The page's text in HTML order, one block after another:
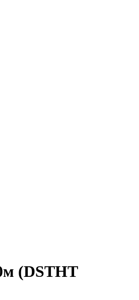
(DSTHT